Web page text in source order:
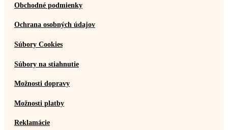
Obchodné podmienky
Ochrana osobných údajov
Súbory Cookies
Súbory na stiahnutie
Možnosti dopravy
Možnosti platby
Reklamácie